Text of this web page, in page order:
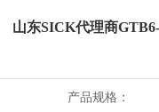
山东SICK代理商
产品规格：